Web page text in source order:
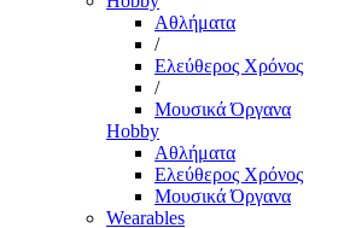
Αθλήματα
/
Ελεύθερος Χρόνος
/
Μουσικά Όργανα
Hobby
Αθλήματα
Ελεύθερος Χρόνος
Μουσικά Όργανα
Wearables